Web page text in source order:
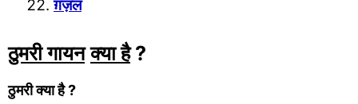
ग़ज़ल
ठुमरी गायन क्या है?
ठुमरी क्या है ?